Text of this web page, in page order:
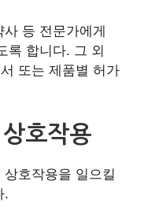
등 전문가에게
록 합니다. 그 외
또는 제품별 허가
호작용
호작용을 일으킬
.